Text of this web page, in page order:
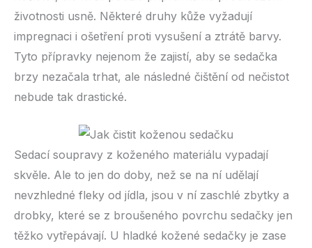
životnosti usně. Některé druhy kůže vyžadují
impregnaci i ošetření proti vysušení a ztrátě barvy.
Tyto přípravky nejenom že zajistí, aby se sedačka
brzy nezačala trhat, ale následné čištění od nečistot
nebude tak drastické.
Sedací soupravy z koženého materiálu vypadají
skvěle. Ale to jen do doby, než se na ní udělají
nevzhledné fleky od jídla, jsou v ní zaschlé zbytky a
drobky, které se z broušeného povrchu sedačky jen
těžko vytřepávají. U hladké kožené sedačky je zase